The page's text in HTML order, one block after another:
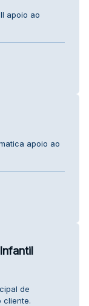
apoio ao
apoio ao
de
cliente.